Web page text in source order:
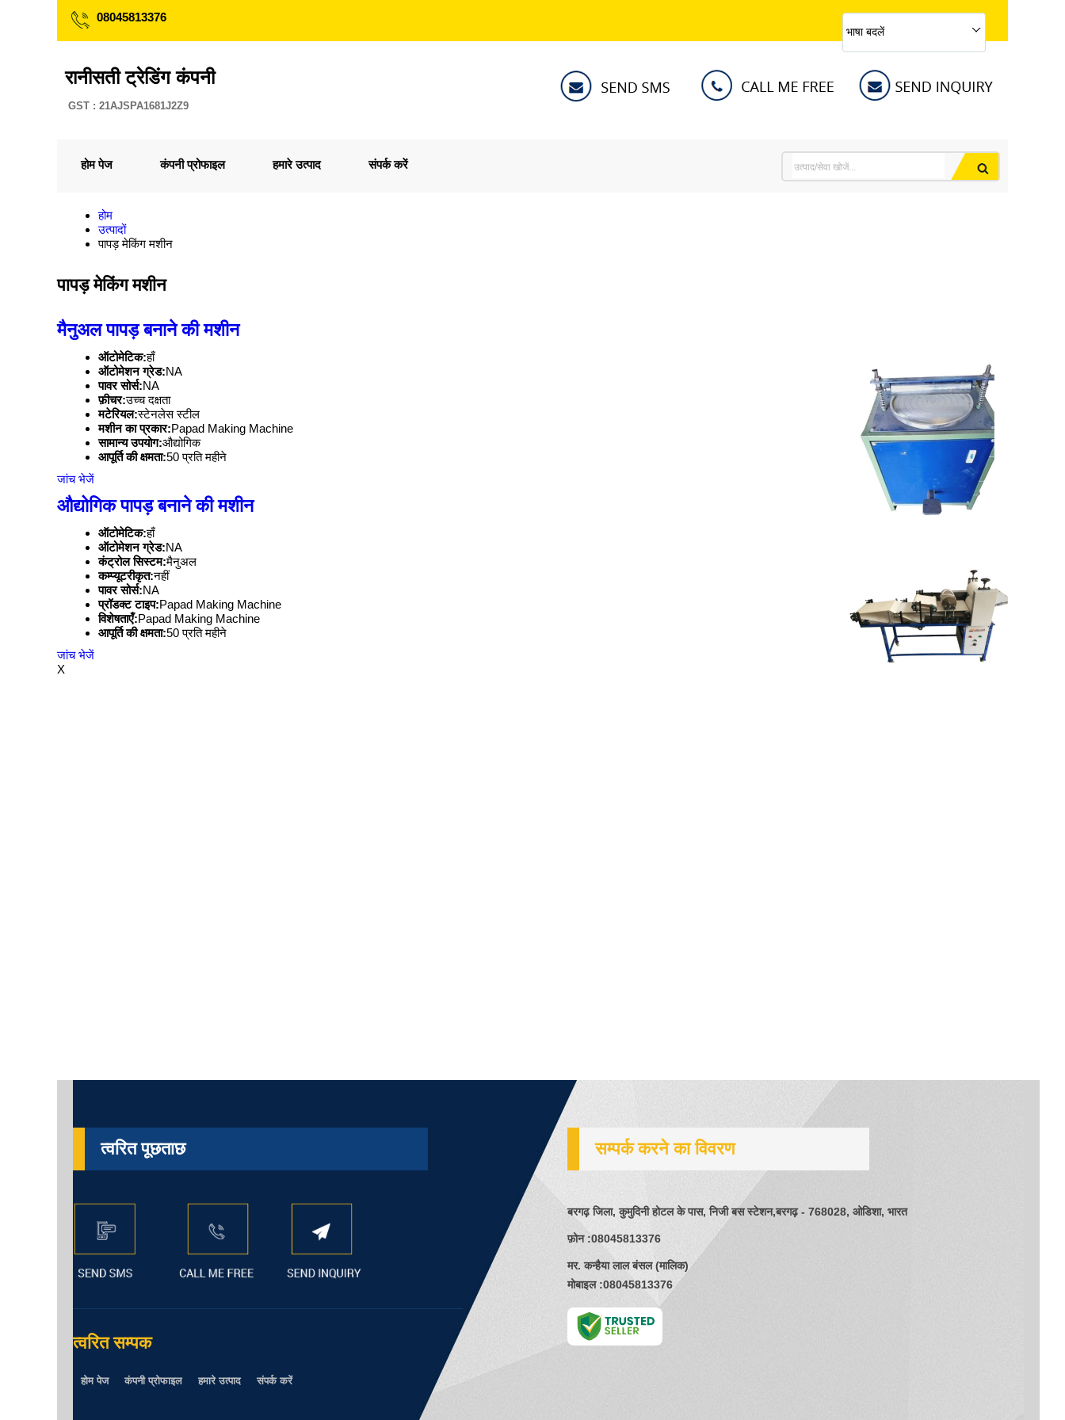
08045813376
भाषा बदलें
रानीसती ट्रेडिंग कंपनी
GST : 21AJSPA1681J2Z9
होम पेज कंपनी प्रोफाइल हमारे उत्पाद संपर्क करें
होम
उत्पादों
पापड़ मेकिंग मशीन
पापड़ मेकिंग मशीन
मैनुअल पापड़ बनाने की मशीन
ऑटोमेटिक:हाँ
ऑटोमेशन ग्रेड:NA
पावर सोर्स:NA
फ़ीचर:उच्च दक्षता
मटेरियल:स्टेनलेस स्टील
मशीन का प्रकार:Papad Making Machine
सामान्य उपयोग:औद्योगिक
आपूर्ति की क्षमता:50 प्रति महीने
जांच भेजें
औद्योगिक पापड़ बनाने की मशीन
ऑटोमेटिक:हाँ
ऑटोमेशन ग्रेड:NA
कंट्रोल सिस्टम:मैनुअल
कम्प्यूटरीकृत:नहीं
पावर सोर्स:NA
प्रॉडक्ट टाइप:Papad Making Machine
विशेषताएँ:Papad Making Machine
आपूर्ति की क्षमता:50 प्रति महीने
जांच भेजें
X
त्वरित पूछताछ
त्वरित सम्पक
होम पेज कंपनी प्रोफाइल हमारे उत्पाद संपर्क करें
सम्पर्क करने का विवरण
बरगढ़ जिला, कुमुदिनी होटल के पास, निजी बस स्टेशन,बरगढ़ - 768028, ओडिशा, भारत
फ़ोन :08045813376
मर. कन्हैया लाल बंसल(मालिक)
मोबाइल :08045813376